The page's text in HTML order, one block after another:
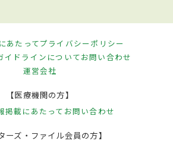
あたってプライバシーポリシー
イドラインについてお問い合わせ
運営会社
【医療機関の方】
掲載にあたって お問い合わせ
ーズ・ファイル会員の方】